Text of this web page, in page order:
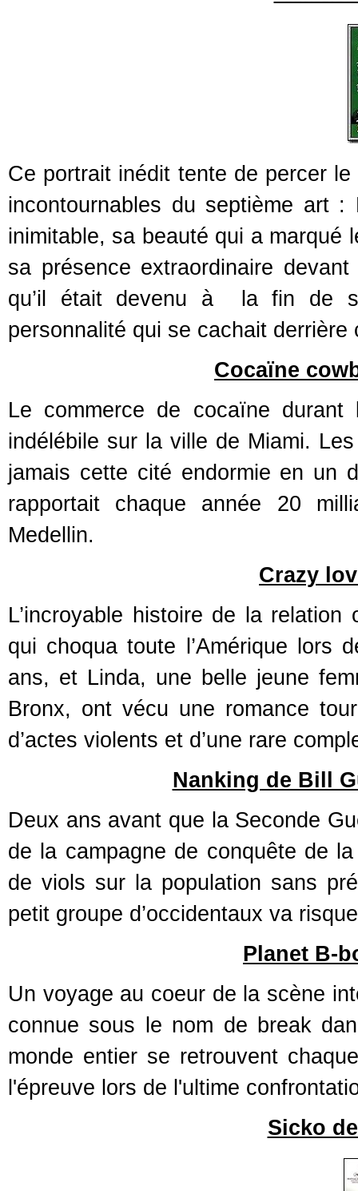
Ce portrait inédit tente de percer
incontournables du septième art
inimitable, sa beauté qui a marqué
sa présence extraordinaire
qu’il était devenu à la fin de
personnalité qui se cachait derrière
Cocaïne
Le commerce de cocaïne
indélébile sur la ville de Miami.
jamais cette cité endormie en un
rapportait chaque année 20
Medellin.
Crazy
L’incroyable histoire de la
qui choqua toute l’Amérique lors
ans, et Linda, une belle jeune
Bronx, ont vécu une romance
d’actes violents et d’une rare
Nanking de Bill
Deux ans avant que la Seconde
de la campagne de conquête de
de viols sur la population sans
petit groupe d’occidentaux va
Planet B-
Un voyage au coeur de la scène
connue sous le nom de break
monde entier se retrouvent
l'épreuve lors de l'ultime
Sicko